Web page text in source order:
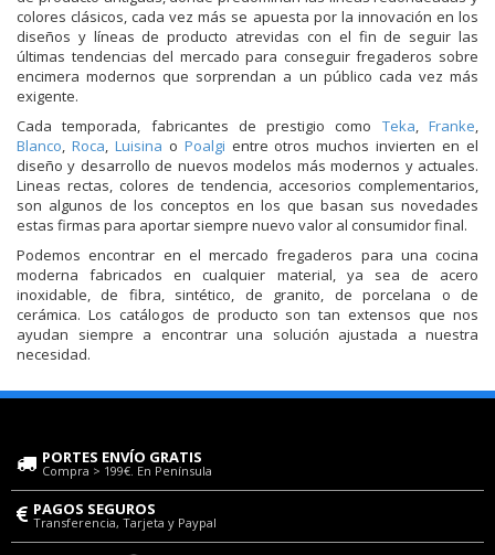
colores clásicos, cada vez más se apuesta por la innovación en los
diseños y líneas de producto atrevidas con el fin de seguir las
últimas tendencias del mercado para conseguir fregaderos sobre
encimera modernos que sorprendan a un público cada vez más
exigente.
Cada temporada, fabricantes de prestigio como Teka,Franke,
Blanco, Roca, Luisina o Poalgi entre otros muchos invierten en el
diseño y desarrollo de nuevos modelos más modernos y actuales.
Lineas rectas, colores de tendencia, accesorios complementarios,
son algunos de los conceptos en los que basan sus novedades
estas firmas para aportar siempre nuevo valor al consumidor final.
Podemos encontrar en el mercado fregaderos para una cocina
moderna fabricados en cualquier material, ya sea de acero
inoxidable, de fibra, sintético, de granito, de porcelana o de
cerámica. Los catálogos de producto son tan extensos que nos
ayudan siempre a encontrar una solución ajustada a nuestra
necesidad.
PORTES ENVÍO GRATIS
Compra > 199€. En Península
PAGOS SEGUROS
Transferencia, Tarjeta y Paypal